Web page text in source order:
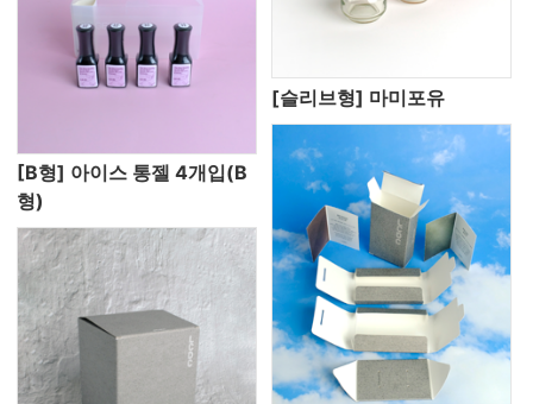
[B형] 아이스 통젤 4개입(B
형)
[슬리브형] 마미포유